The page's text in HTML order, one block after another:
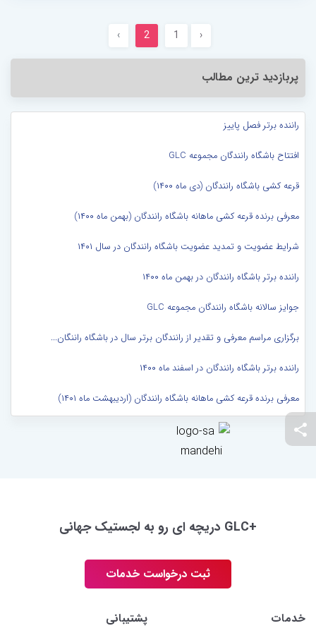
‹
1
2
›
پربازدید ترین مطالب
راننده برتر فصل پاییز
افتتاح باشگاه رانندگان مجموعه GLC
قرعه کشی باشگاه رانندگان (دی ماه ۱۴۰۰)
معرفی برنده قرعه کشی ماهانه باشگاه رانندگان (بهمن ماه ۱۴۰۰)
شرایط عضویت و تمدید عضویت باشگاه رانندگان در سال ۱۴۰۱
راننده برتر باشگاه رانندگان در بهمن ماه ۱۴۰۰
جوایز سالانه باشگاه رانندگان مجموعه GLC
برگزاری مراسم معرفی و تقدیر از رانندگان برتر سال در باشگاه راننگان...
راننده برتر باشگاه رانندگان در اسفند ماه ۱۴۰۰
معرفی برنده قرعه کشی ماهانه باشگاه رانندگان (اردیبهشت ماه ۱۴۰۱)
+GLC دریچه ای رو به لجستیک جهانی
ثبت درخواست خدمات
خدمات پشتیبانی